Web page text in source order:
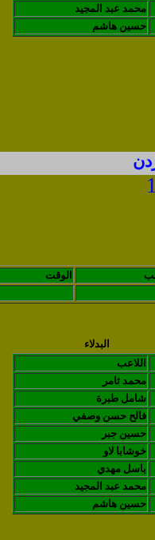
محمد عبد المجيد
حسين هاشم
الوقت
البدلاء
1
اللاعب
محمد ثامر
شامل طبرة
فالح حسن وصفي
حسين جبر
خوشابا لاو
باسل مهدي
محمد عبد المجيد
حسين هاشم